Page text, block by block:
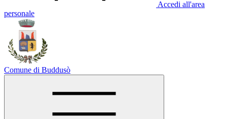
Accedi all'area
personale
Comune di Buddusò